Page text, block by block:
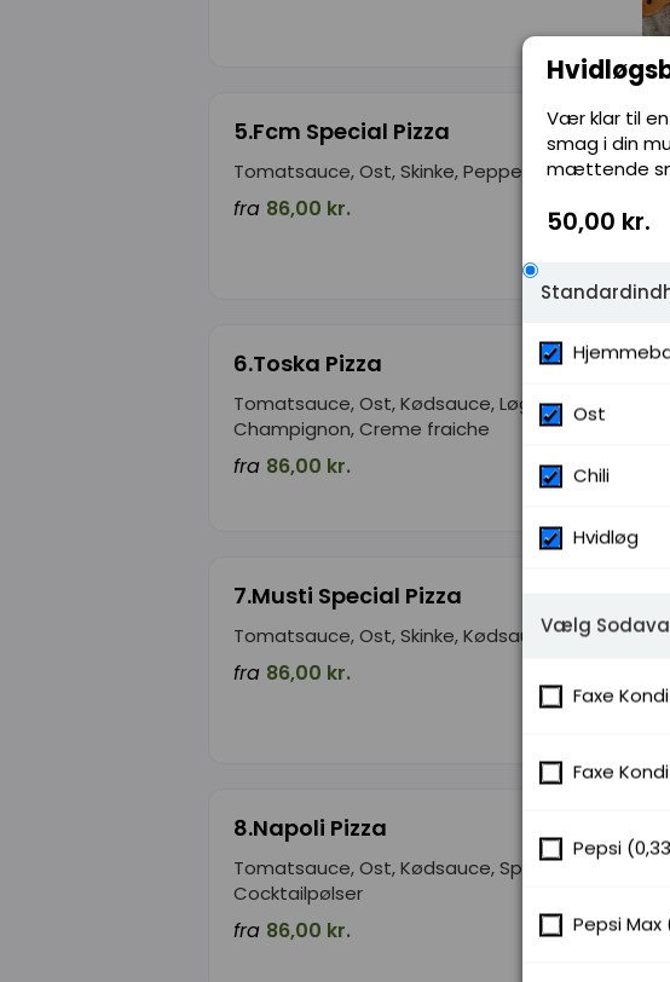
5.Fcm Special Pizza
Tomatsauce, Ost, Skinke, Pepperoni
fra 86,00 kr.
6.Toska Pizza
Tomatsauce, Ost, Kødsauce, Løg,
Champignon, Creme fraiche
fra 86,00 kr.
7.Musti Special Pizza
Tomatsauce, Ost, Skinke, Kødsauce, Bacon
fra 86,00 kr.
8.Napoli Pizza
Tomatsauce, Ost, Kødsauce, Spaghetti,
Cocktailpølser
fra 86,00 kr.
Vær klar til
smag i din
mættende
50,00 kr.
Ost
Chili
Hvidløg
Vælg
Faxe
Faxe
Pepsi
Pepsi Max